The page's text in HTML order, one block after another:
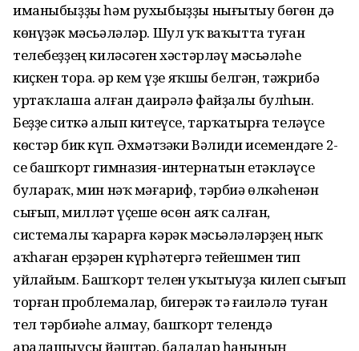
иманыбыҙҙы һәм рухыбыҙҙы нығытыу бөгөн дә
көнүҙәк мәсьәләләр. Шул уҡ ваҡытта туған
телебеҙҙең киләсәген хәстәрләү мәсьәләһе
киҫкен тора. Һәр кем үҙе яҡшы белгән, тәжрибә
уртаҡлаша алған даирәлә файҙалы булһын.
Беҙҙе ситкә алып китеүсе, тарҡатырға теләүсе
көстәр бик күп. Әхмәтзәки Вәлиди исемендәге 2-
се башҡорт гимназия-интернатын етәкләүсе
булараҡ, мин нәҡ мәғариф, тәрбиә өлкәһенән
сығып, милләт үҫеше өсөн аяҡ салған,
системалы ҡарарға кәрәк мәсьәләләрҙең ныҡ
аҡһаған ерҙәрен күрһәтергә тейешмен тип
уйлайым. Башҡорт телен уҡытыуҙа килеп сығып
торған проблемалар, бигерәк тә ғаиләлә туған
тел тәрбиәһе алмау, башҡорт телендә
аралашыусы йәштәр, балалар һанының